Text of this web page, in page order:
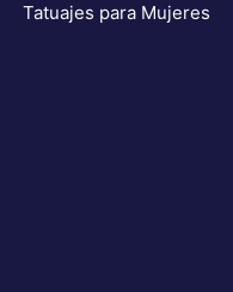
Tatuajes para Mujeres